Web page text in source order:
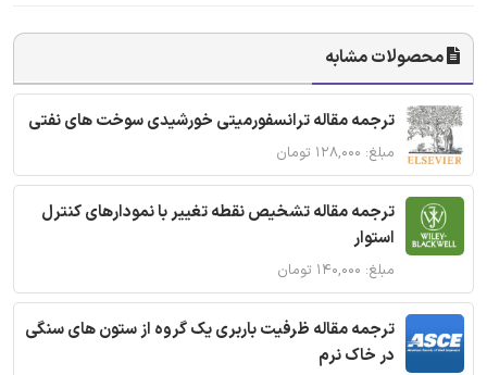
محصولات مشابه
ترجمه مقاله ترانسفورمیتی خورشیدی سوخت های نفتی
مبلغ: ۱۲۸,۰۰۰ تومان
ترجمه مقاله تشخیص نقطه تغییر با نمودارهای کنترل
استوار
مبلغ: ۱۴۰,۰۰۰ تومان
ترجمه مقاله ظرفیت باربری یک گروه از ستون های سنگی
در خاک نرم